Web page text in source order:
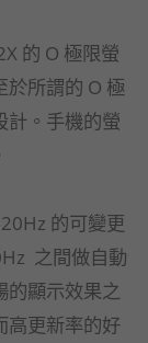
的 O 極限螢
所謂的 O 極
計。手機的螢
的可變更
之間做自動
的顯示效果之
高更新率的好